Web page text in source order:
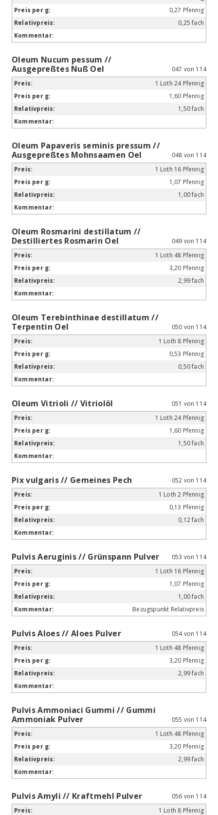
0,27 Pfennig
0,25 fach
Oleum Nucum pessum //
Ausgepreßtes Nuß Oel
047 von 114
1 Loth 24 Pfennig
1,60 Pfennig
1,50 fach
Oleum Papaveris seminis pressum //
Ausgepreßtes Mohnsaamen Oel
048 von 114
1 Loth 16 Pfennig
1,07 Pfennig
1,00 fach
Oleum Rosmarini destillatum //
Destilliertes Rosmarin Oel
049 von 114
1 Loth 48 Pfennig
3,20 Pfennig
2,99 fach
Oleum Terebinthinae destillatum //
Terpentin Oel
050 von 114
1 Loth 8 Pfennig
0,53 Pfennig
0,50 fach
Oleum Vitrioli // Vitriolöl
051 von 114
1 Loth 24 Pfennig
1,60 Pfennig
1,50 fach
Pix vulgaris // Gemeines Pech
052 von 114
1 Loth 2 Pfennig
0,13 Pfennig
0,12 fach
Pulvis Aeruginis // Grünspann Pulver
053 von 114
1 Loth 16 Pfennig
1,07 Pfennig
1,00 fach
Bezugspunkt Relativpreis
Pulvis Aloes // Aloes Pulver
054 von 114
1 Loth 48 Pfennig
3,20 Pfennig
2,99 fach
Pulvis Ammoniaci Gummi // Gummi
Ammoniak Pulver
055 von 114
1 Loth 48 Pfennig
3,20 Pfennig
2,99 fach
Pulvis Amyli // Kraftmehl Pulver
056 von 114
1 Loth 8 Pfennig